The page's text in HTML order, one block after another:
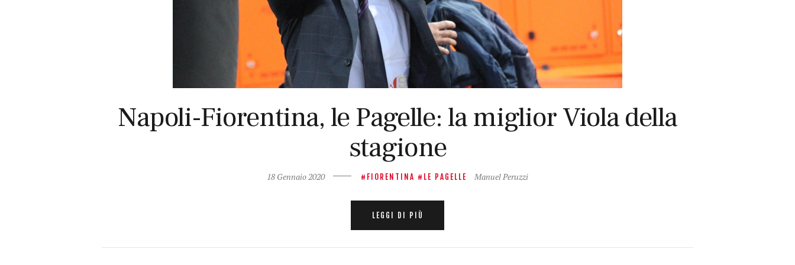
Napoli-Fiorentina, le Pagelle: la miglior Viola della
stagione
18 Gennaio 2020 FIORENTINA LE PAGELLE Manuel Peruzzi
LEGGI DI PIÙ